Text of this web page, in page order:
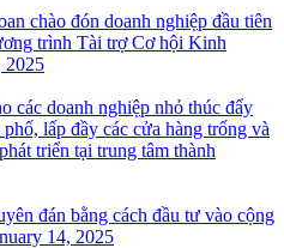
chào đón doanh nghiệp đầu tiên
trình Tài trợ Cơ hội Kinh
2025
các doanh nghiệp nhỏ thúc đẩy
lấp đầy các cửa hàng trống và
triển tại trung tâm thành
đán bằng cách đầu tư vào cộng
14, 2025